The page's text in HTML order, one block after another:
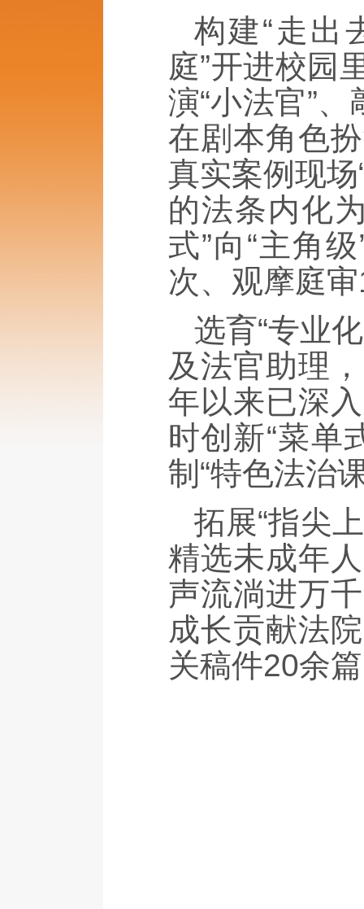
构建“走出
庭”开进校园
演“小法官”
在剧本角色
真实案例现
的法条内化
式”向“主角
次、观摩庭
选育“专业
及法官助理
年以来已深
时创新“菜单
制“特色法治
拓展“指尖
精选未成年
声流淌进万
成长贡献法
关稿件20余